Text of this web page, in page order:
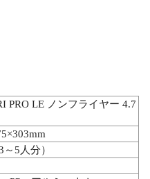
PRO LE ノンフライヤー 4.7
5人分）